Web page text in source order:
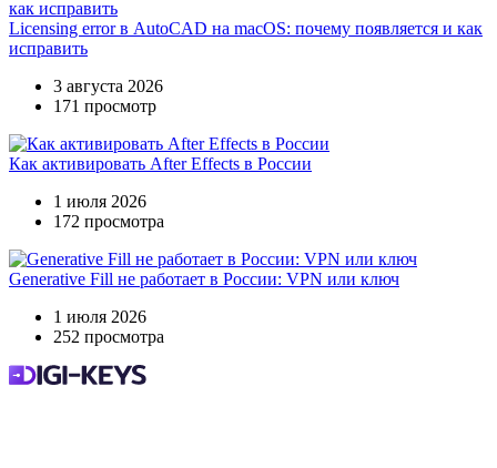
Licensing error в AutoCAD на macOS: почему появляется и как
исправить
3 августа 2026
171 просмотр
Как активировать After Effects в России
1 июля 2026
172 просмотра
Generative Fill не работает в России: VPN или ключ
1 июля 2026
252 просмотра